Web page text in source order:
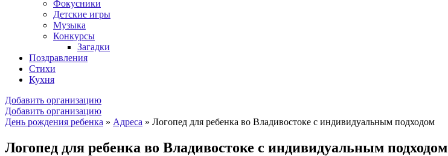
Фокусники
Детские игры
Музыка
Конкурсы
Загадки
Поздравления
Стихи
Кухня
Добавить организацию
Добавить организацию
День рождения ребенка » Адреса » Логопед для ребенка во Владивостоке с индивидуальным подходом
Логопед для ребенка во Владивостоке с индивидуальным подходом